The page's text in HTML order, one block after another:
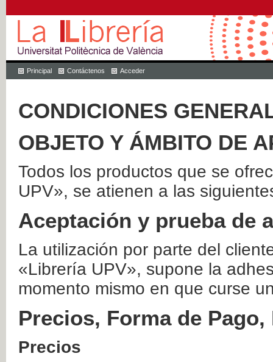
Principal Contáctenos Acceder
CONDICIONES
OBJETO Y ÁMBITO DE
Todos los productos que se
UPV», se atienen a las
Aceptación y prueba de
La utilización por parte del
«Librería UPV», supone la
momento mismo en que curse
Precios, Forma de
Precios